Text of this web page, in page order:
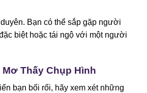
Bạn có thể sắp gặp người
biệt hoặc tái ngộ với một người
Thấy Chụp Hình
bạn bối rối, hãy xem xét những